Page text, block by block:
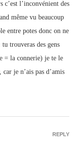
c’est l’inconvénient des
même vu beaucoup
entre potes donc on ne
trouveras des gens
= la connerie) je te le
je n’ais pas d’amis
REPLY